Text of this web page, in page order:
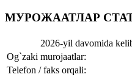
МУРОЖААТЛАР
2026-yil davomida
Og`zaki murojaatlar:
Telefon / faks orqali: